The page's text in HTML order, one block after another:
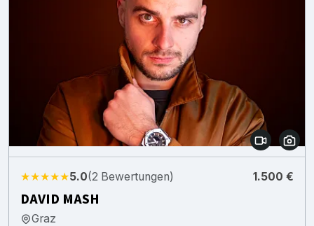
★★★★★5.0(2 Bewertungen) 1.500 €
DAVID MASH
Graz